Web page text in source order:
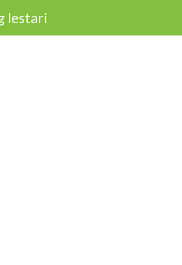
lestari